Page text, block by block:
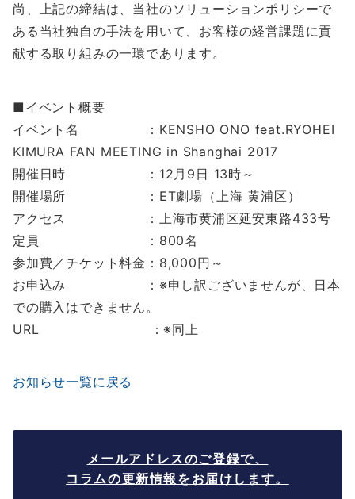
尚、上記の締結は、当社のソリューションポリシーで
ある当社独自の手法を用いて、お客様の経営課題に貢
献する取り組みの一環であります。
■イベント概要
イベント名 ：KENSHO ONO feat.RYOHEI
KIMURA FAN MEETING in Shanghai 2017
開催日時 ：12月9日 13時～
開催場所 ：ET劇場（上海 黄浦区）
アクセス ：上海市黄浦区延安東路433号
定員 ：800名
参加費／チケット料金：8,000円～
お申込み ：※申し訳ございませんが、日本
での購入はできません。
URL ：※同上
お知らせ一覧に戻る
メールアドレスのご登録で、
コラムの更新情報をお届けします。